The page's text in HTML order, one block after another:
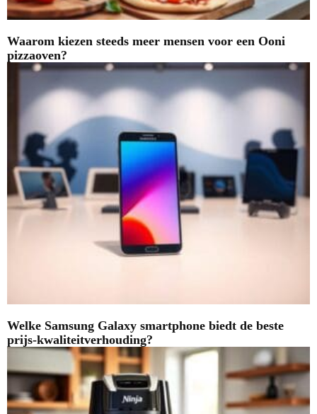
Waarom kiezen steeds meer mensen voor een Ooni
pizzaoven?
Welke Samsung Galaxy smartphone biedt de beste
prijs-kwaliteitverhouding?